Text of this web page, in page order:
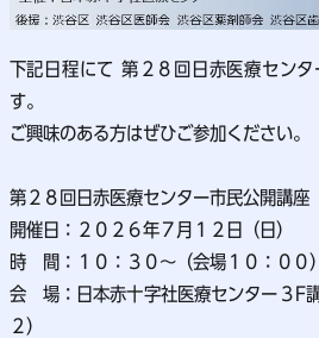
下記日程にて 第２８回日赤医療セン
す。
ご興味のある方はぜひご参加ください。
第２８回日赤医療センター市民公開講座
開催日：２０２６年７月１２日（日）
時 間：１０：３０～（会場１０：００）
会 場：日本赤十字社医療センター３F
２）